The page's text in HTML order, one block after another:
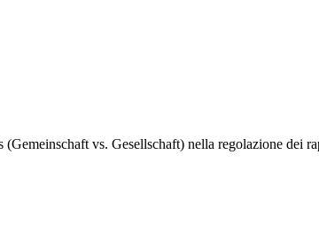
vs. Gesellschaft) nella regolazione dei